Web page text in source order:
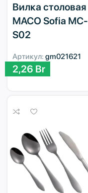
Вилка столовая
MACO Sofia MC-
S02
Артикул: gm021621
2,26 Br